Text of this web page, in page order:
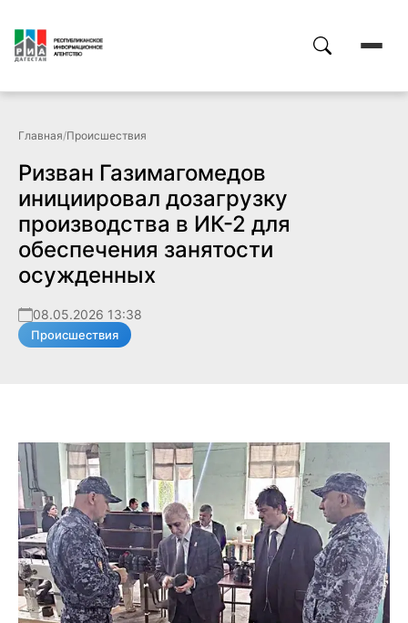
Главная/Происшествия
Ризван Газимагомедов
инициировал дозагрузку
производства в ИК-2 для
обеспечения занятости
осужденных
08.05.2026 13:38
Происшествия